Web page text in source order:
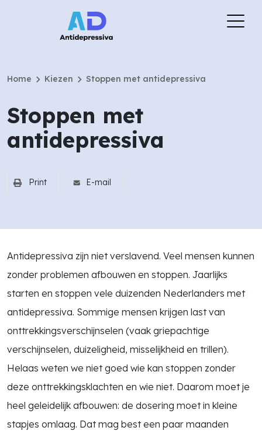
Home chevron_right Kiezen chevron_right Stoppen met antidepressiva
Stoppen met
antidepressiva
Print E-mail
Antidepressiva zijn niet verslavend. Veel mensen kunnen
zonder problemen afbouwen en stoppen. Jaarlijks
starten en stoppen vele duizenden Nederlanders met
antidepressiva. Sommige mensen krijgen last van
onttrekkingsverschijnselen (vaak griepachtige
verschijnselen, duizeligheid, misselijkheid en trillen).
Helaas weten we niet goed wie kan stoppen zonder
deze onttrekkingsklachten en wie niet. Daarom moet je
heel geleidelijk afbouwen: de dosering moet in kleine
stapjes omlaag. Dat mag best een paar maanden